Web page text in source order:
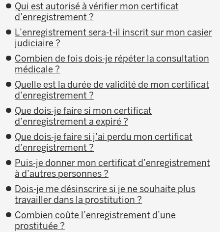
Qui est autorisé à vérifier mon certificat
d’enregistrement ?
L’enregistrement sera-t-il inscrit sur mon casier
judiciaire ?
Combien de fois dois-je répéter la consultation
médicale ?
Quelle est la durée de validité de mon certificat
d’enregistrement ?
Que dois-je faire si mon certificat
d’enregistrement a expiré ?
Que dois-je faire si j’ai perdu mon certificat
d’enregistrement ?
Puis-je donner mon certificat d’enregistrement
à d’autres personnes ?
Dois-je me désinscrire si je ne souhaite plus
travailler dans la prostitution ?
Combien coûte l’enregistrement d’une
prostituée ?